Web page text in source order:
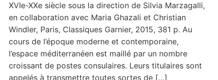
XVIe-XXe siècle sous la direction de Silvia Marzagalli,
en collaboration avec Maria Ghazali et Christian
Windler, Paris, Classiques Garnier, 2015, 381 p. Au
cours de l’époque moderne et contemporaine,
l’espace méditerranéen est maillé par un nombre
croissant de postes consulaires. Leurs titulaires sont
appelés à transmettre toutes sortes de […]